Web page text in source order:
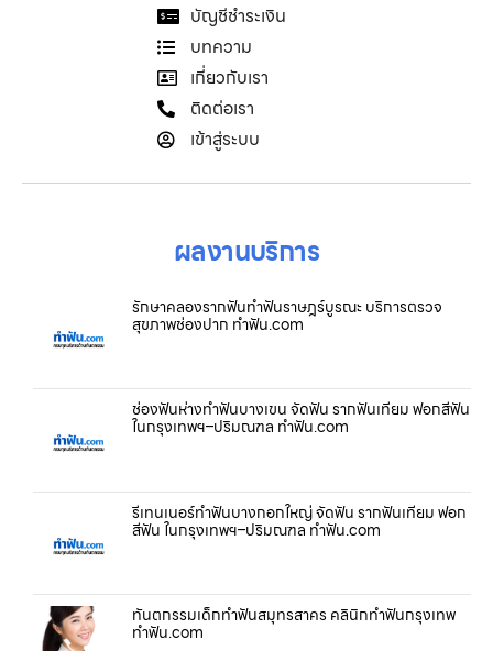
บัญชีชำระเงิน
บทความ
เกี่ยวกับเรา
ติดต่อเรา
เข้าสู่ระบบ
ผลงานบริการ
รักษาคลองรากฟันทำฟันราษฎร์บูรณะ บริการตรวจ
สุขภาพช่องปาก ทำฟัน.com
ช่องฟันห่างทำฟันบางเขน จัดฟัน รากฟันเทียม ฟอกสีฟัน
ในกรุงเทพฯ–ปริมณฑล ทำฟัน.com
รีเทนเนอร์ทำฟันบางกอกใหญ่ จัดฟัน รากฟันเทียม ฟอก
สีฟัน ในกรุงเทพฯ–ปริมณฑล ทำฟัน.com
ทันตกรรมเด็กทำฟันสมุทรสาคร คลินิกทำฟันกรุงเทพ
ทำฟัน.com